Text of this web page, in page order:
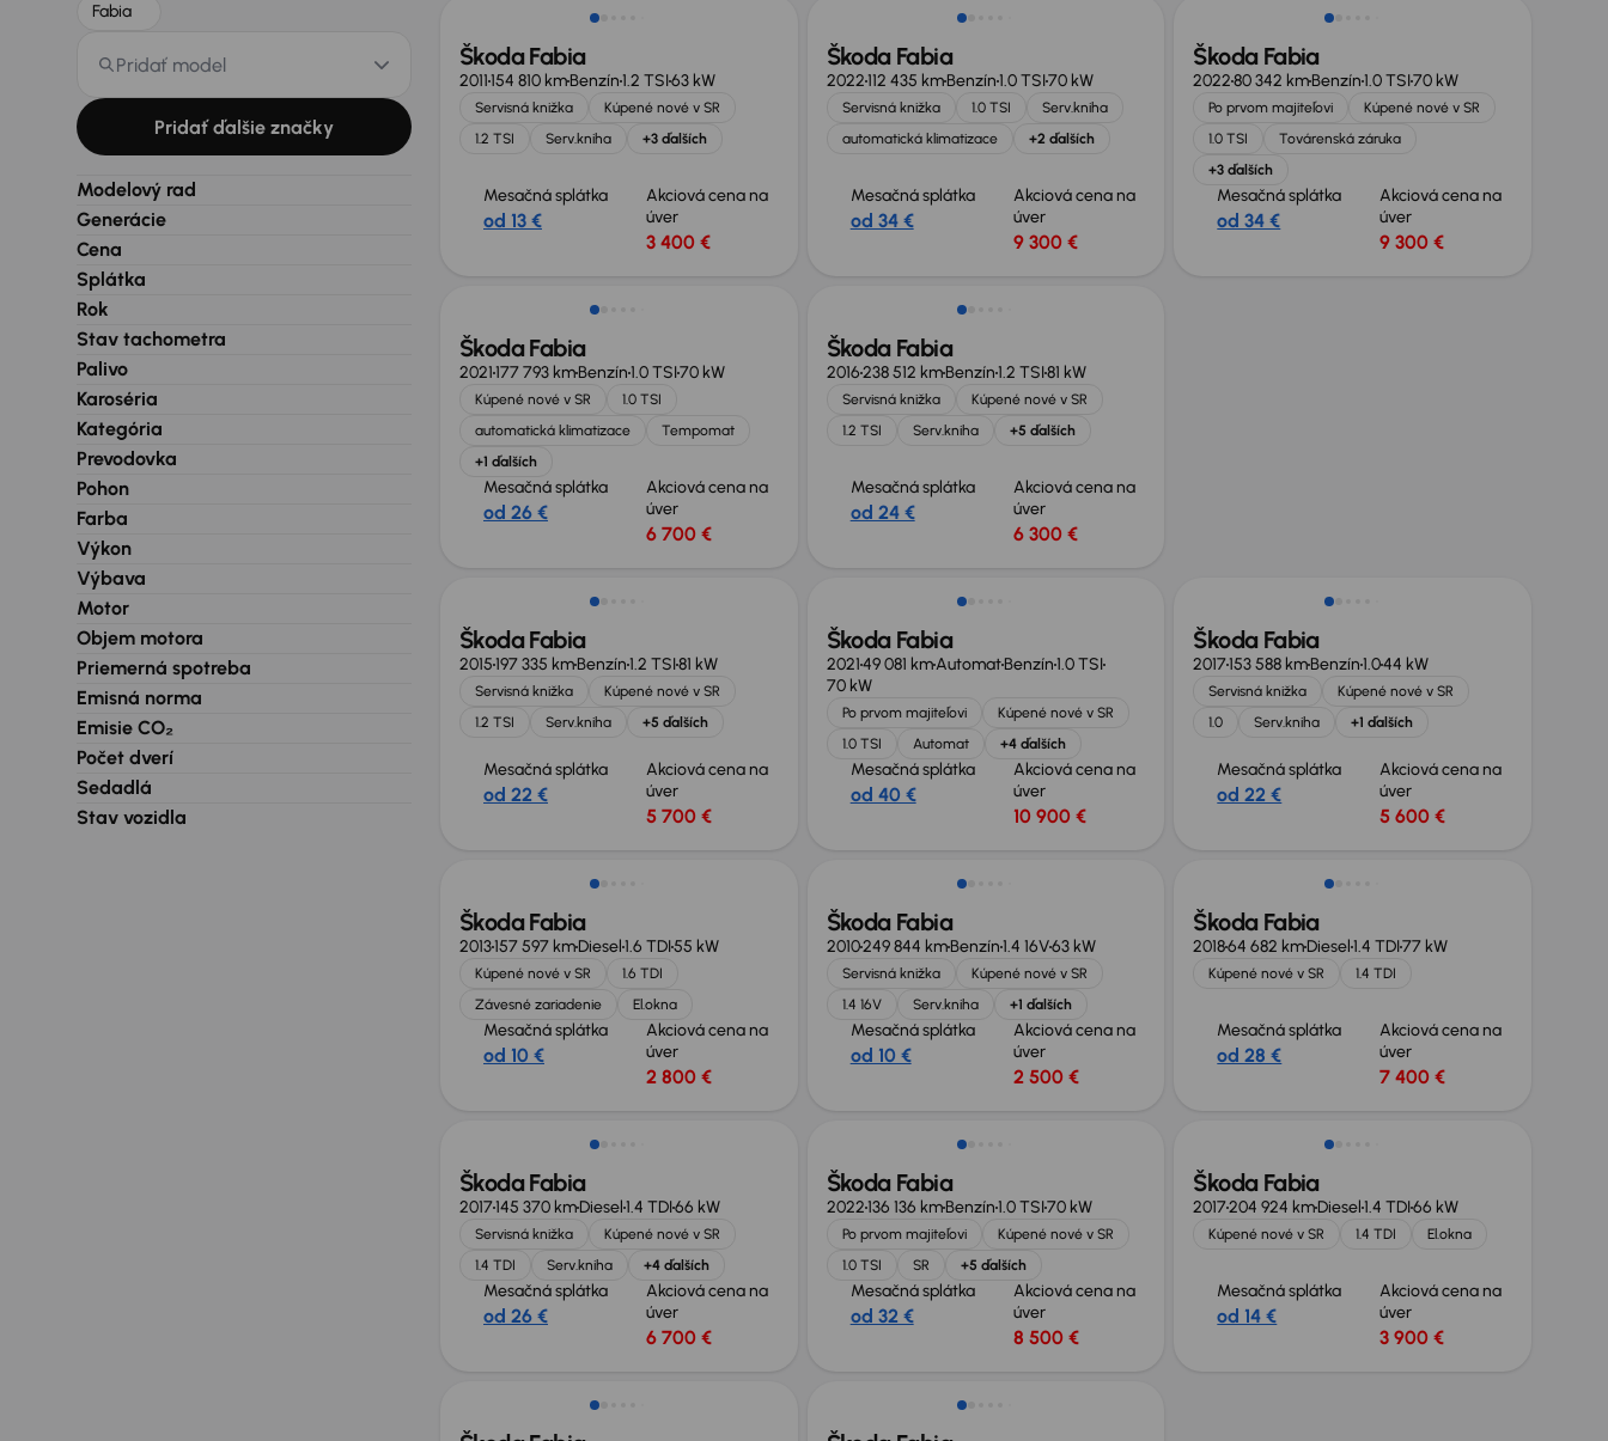
Fabia
Pridať model
Pridať ďalšie značky
Modelový rad
Generácie
Cena
Splátka
Rok
Stav tachometra
Palivo
Karoséria
Kategória
Prevodovka
Pohon
Farba
Výkon
Výbava
Motor
Objem motora
Priemerná spotreba
Emisná norma
Emisie CO₂
Počet dverí
Sedadlá
Stav vozidla
Škoda Fabia
2011154 810 kmBenzín1.2 TSI63 kW
Servisná knižka
Kúpené nové v SR
1.2 TSI
Serv.kniha +3 ďalších
Mesačná splátka
od 13 €
Akciová cena na
úver
3 400 €
Škoda Fabia
2022112 435 kmBenzín1.0 TSI70 kW
Servisná knižka 1.0 TSI
Serv.kniha
automatická klimatizace
+2 ďalších
Mesačná splátka
od 34 €
Akciová cena na
úver
9 300 €
Škoda Fabia
202280 342 kmBenzín1.0 TSI70 kW
Po prvom majiteľovi
Kúpené nové v SR
1.0 TSI
Továrenská záruka
+3 ďalších
Mesačná splátka
od 34 €
Akciová cena na
úver
9 300 €
Škoda Fabia
2021177 793 kmBenzín1.0 TSI70 kW
Kúpené nové v SR
1.0 TSI
automatická klimatizace
Tempomat
+1 ďalších
Mesačná splátka
od 26 €
Akciová cena na
úver
6 700 €
Škoda Fabia
2016238 512 kmBenzín1.2 TSI81 kW
Servisná knižka
Kúpené nové v SR
1.2 TSI
Serv.kniha +5 ďalších
Mesačná splátka
od 24 €
Akciová cena na
úver
6 300 €
Škoda Fabia
2015197 335 kmBenzín1.2 TSI81 kW
Servisná knižka
Kúpené nové v SR
1.2 TSI
Serv.kniha +5 ďalších
Mesačná splátka
od 22 €
Akciová cena na
úver
5 700 €
Škoda Fabia
202149 081 kmAutomatBenzín1.0 TSI
70 kW
Po prvom majiteľovi
Kúpené nové v SR
1.0 TSI
Automat +4 ďalších
Mesačná splátka
od 40 €
Akciová cena na
úver
10 900 €
Škoda Fabia
2017153 588 kmBenzín1.044 kW
Servisná knižka
Kúpené nové v SR
1.0
Serv.kniha +1 ďalších
Mesačná splátka
od 22 €
Akciová cena na
úver
5 600 €
Škoda Fabia
2013157 597 kmDiesel1.6 TDI55 kW
Kúpené nové v SR
1.6 TDI
Závesné zariadenie
El.okna
Mesačná splátka
od 10 €
Akciová cena na
úver
2 800 €
Škoda Fabia
2010249 844 kmBenzín1.4 16V63 kW
Servisná knižka
Kúpené nové v SR
1.4 16V
Serv.kniha +1 ďalších
Mesačná splátka
od 10 €
Akciová cena na
úver
2 500 €
Škoda Fabia
201864 682 kmDiesel1.4 TDI77 kW
Kúpené nové v SR 1.4 TDI
Mesačná splátka
od 28 €
Akciová cena na
úver
7 400 €
Škoda Fabia
2017145 370 kmDiesel1.4 TDI66 kW
Servisná knižka
Kúpené nové v SR
1.4 TDI
Serv.kniha +4 ďalších
Mesačná splátka
od 26 €
Akciová cena na
úver
6 700 €
Škoda Fabia
2022136 136 kmBenzín1.0 TSI70 kW
Po prvom majiteľovi
Kúpené nové v SR
1.0 TSI
SR +5 ďalších
Mesačná splátka
od 32 €
Akciová cena na
úver
8 500 €
Škoda Fabia
2017204 924 kmDiesel1.4 TDI66 kW
Kúpené nové v SR 1.4 TDI El.okna
Mesačná splátka
od 14 €
Akciová cena na
úver
3 900 €